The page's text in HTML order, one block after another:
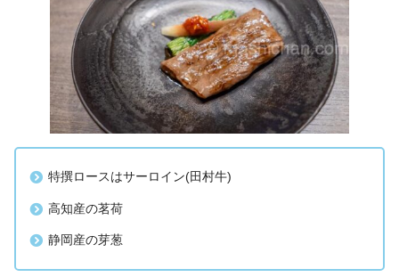
特撰ロースはサーロイン(田村牛)
高知産の茗荷
静岡産の芽葱